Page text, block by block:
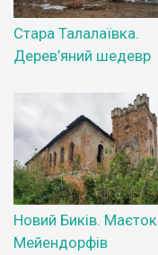
Стара Талалаївка.
Дерев’яний шедевр
Новий Биків. Маєток
Мейендорфів